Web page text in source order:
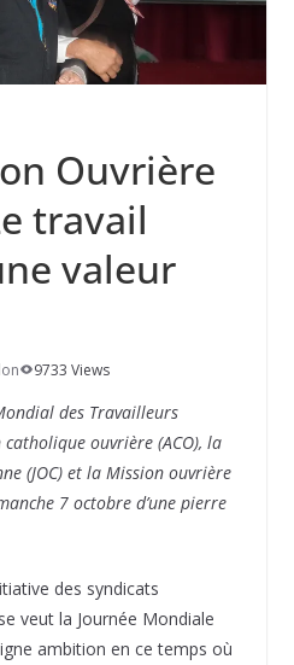
Ouvrière
travail
valeur
9733 Views
des Travailleurs
catholique ouvrière (ACO), la
(JOC) et la Mission ouvrière
7 octobre d’une pierre
des syndicats
veut la Journée Mondiale
ambition en ce temps où